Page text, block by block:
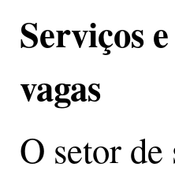
Serviços
vagas
O setor